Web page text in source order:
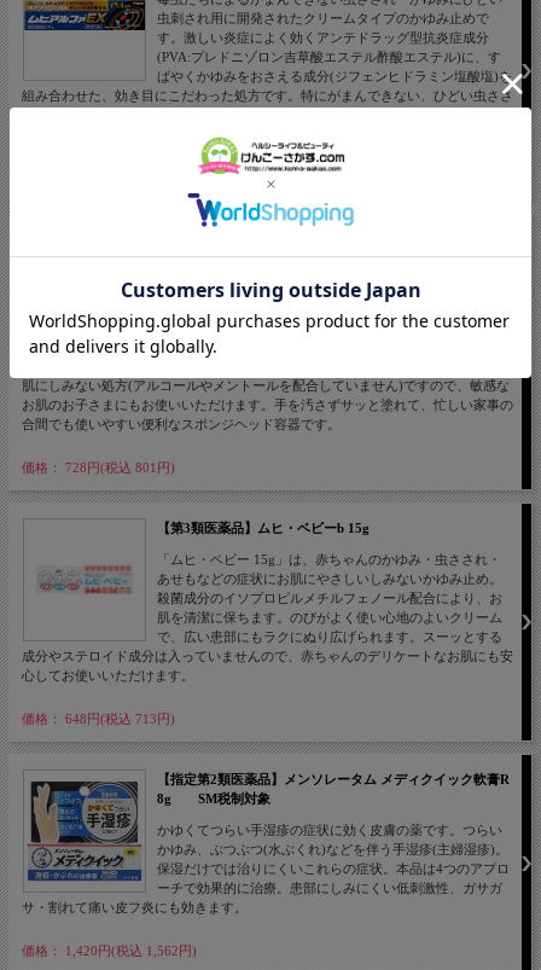
虫刺され用に開発されたクリームタイプのかゆみ止めで
す。激しい炎症によく効くアンテドラッグ型抗炎症成分
(PVA:プレドニゾロン吉草酸エステル酢酸エステル)に、す
ばやくかゆみをおさえる成分(ジフェンヒドラミン塩酸塩)を
組み合わせた、効き目にこだわった処方です。特にがまんできない、ひどい虫ささ
感を与え、かゆみ感覚をすばやくしずめます。
を、すばやく止める液体タイプのかゆみ止めです。2%かゆ
い浸透力で、すばやくしっかりかゆみを止めます。また、
パンテノール(プロビタミンB5)が、お肌の正常なはたらき
肌にしみない処方(アルコールやメントールを配合していません)ですので、敏感な
お肌のお子さまにもお使いいただけます。手を汚さずサッと塗れて、忙しい家事の
合間でも使いやすい便利なスポンジヘッド容器です。
価格： 728円(税込 801円)
【第3類医薬品】ムヒ・ベビーb 15g
「ムヒ・ベビー 15g」は、赤ちゃんのかゆみ・虫さされ・
あせもなどの症状にお肌にやさしいしみないかゆみ止め。
殺菌成分のイソプロピルメチルフェノール配合により、お
肌を清潔に保ちます。のびがよく使い心地のよいクリーム
で、広い患部にもラクにぬり広げられます。スーッとする
成分やステロイド成分は入っていませんので、赤ちゃんのデリケートなお肌にも安
心してお使いいただけます。
価格： 648円(税込 713円)
【指定第2類医薬品】メンソレータム メディクイック軟膏R
8g SM税制対象
かゆくてつらい手湿疹の症状に効く皮膚の薬です。つらい
かゆみ、ぶつぶつ(水ぶくれ)などを伴う手湿疹(主婦湿疹)。
保湿だけでは治りにくいこれらの症状。本品は4つのアプロ
ーチで効果的に治療。患部にしみにくい低刺激性、ガサガ
サ・割れて痛い皮フ炎にも効きます。
価格： 1,420円(税込 1,562円)